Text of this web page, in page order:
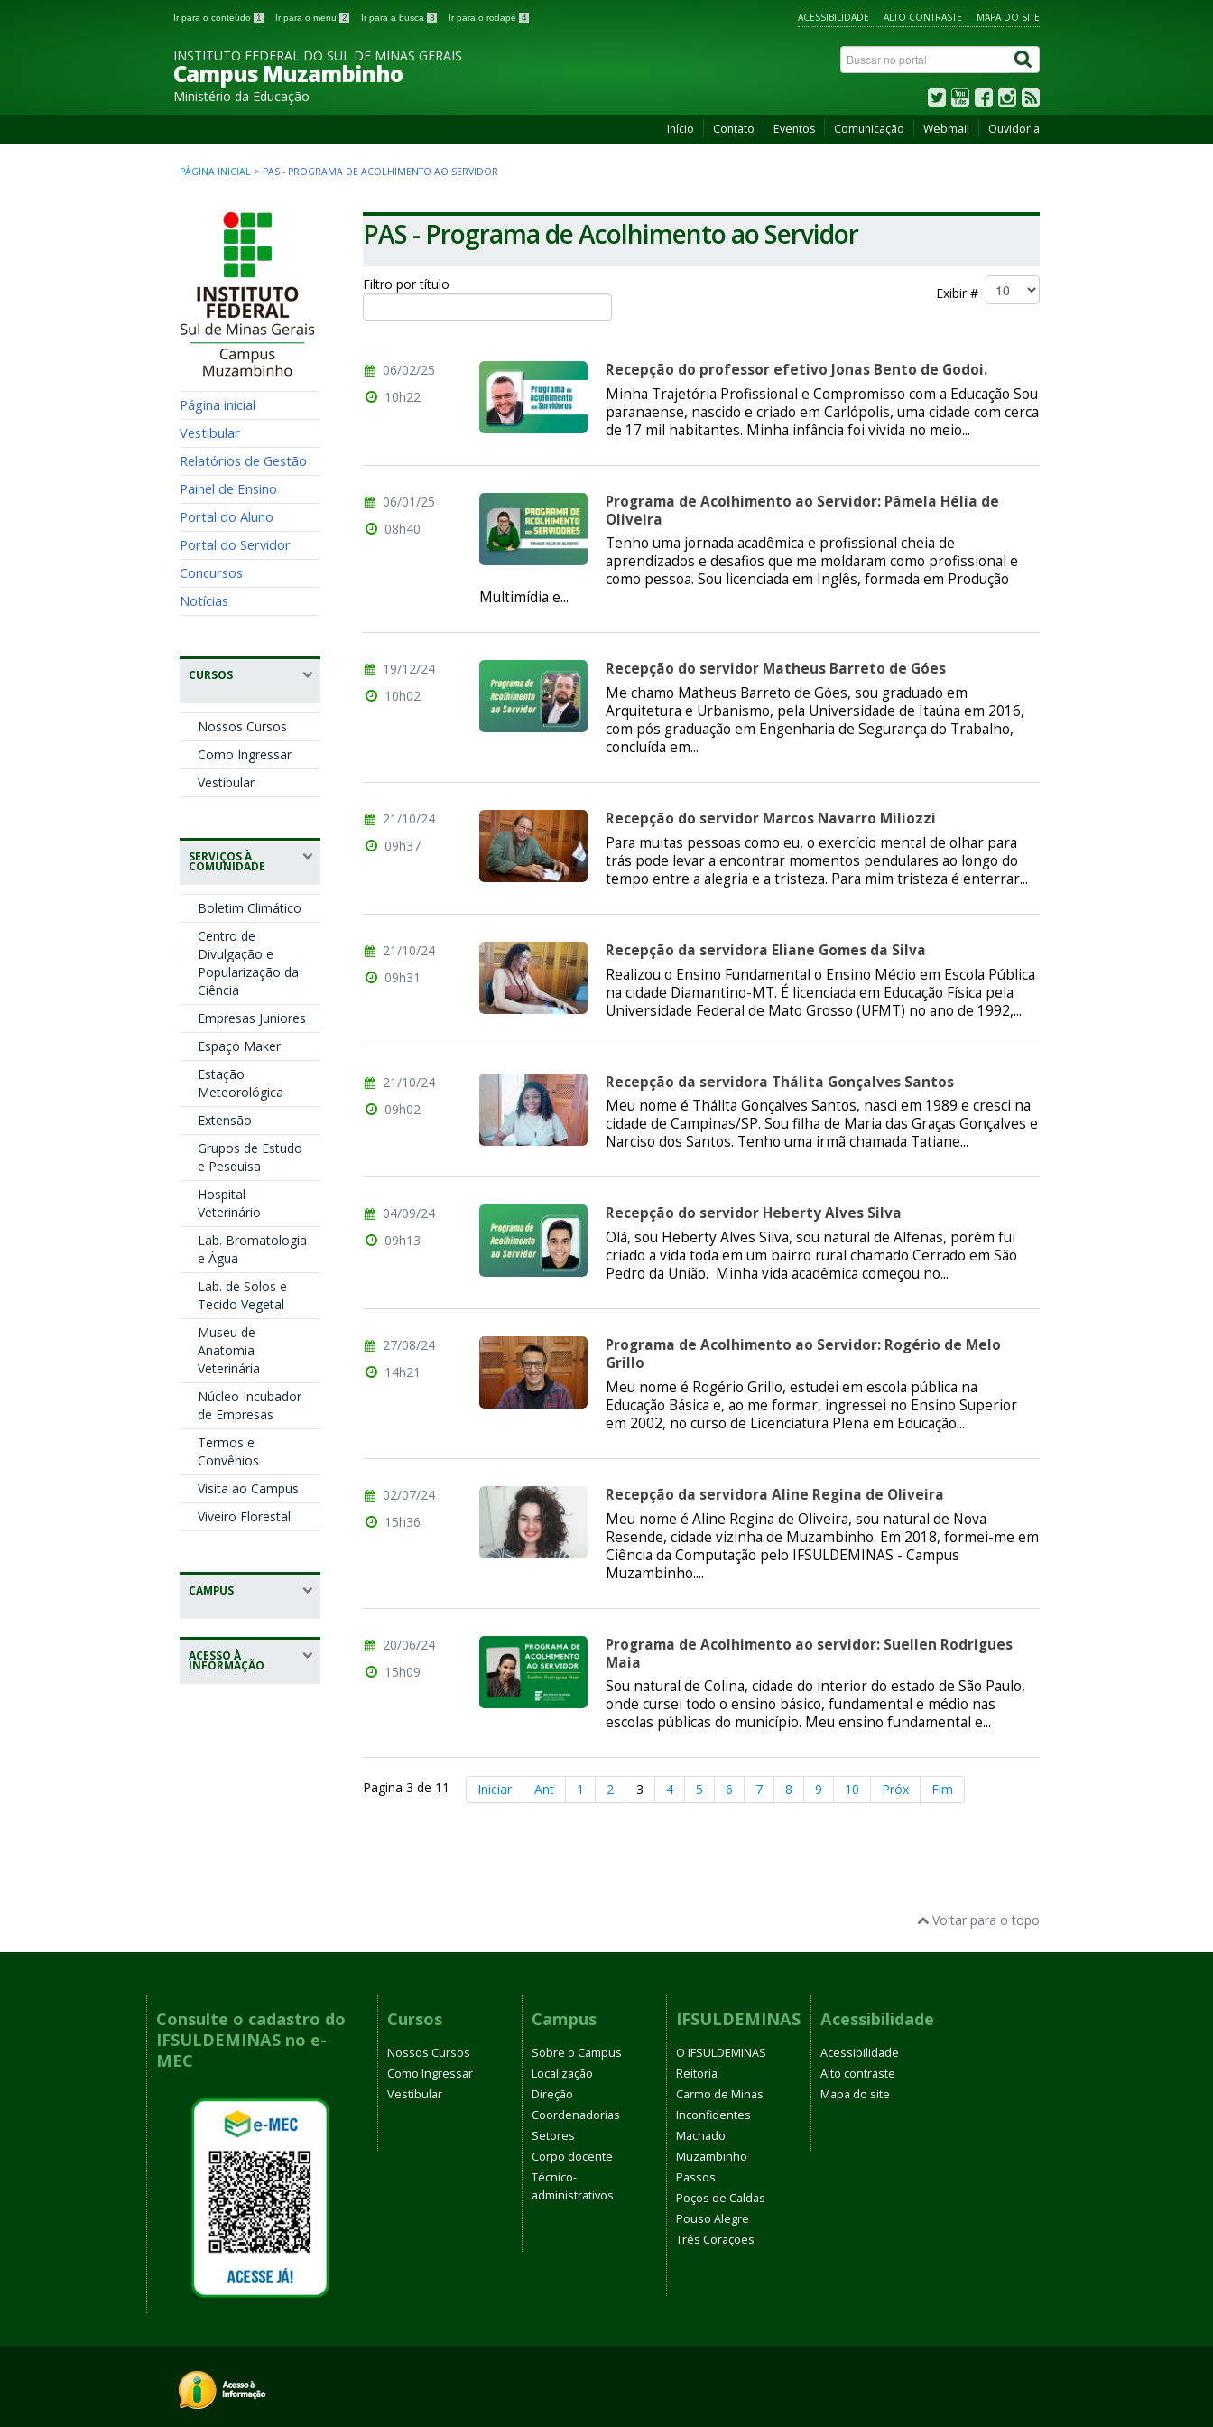
Ir para o conteúdo 1 Ir para o menu 2 Ir para a busca 3 Ir para o rodapé 4 ACESSIBILIDADE ALTO CONTRASTE MAPA DO SITE
INSTITUTO FEDERAL DO SUL DE MINAS GERAIS
Campus Muzambinho
Ministério da Educação
Início Contato Eventos Comunicação Webmail Ouvidoria
PÁGINA INICIAL > PAS - PROGRAMA DE ACOLHIMENTO AO SERVIDOR
Página inicial
Vestibular
Relatórios de Gestão
Painel de Ensino
Portal do Aluno
Portal do Servidor
Concursos
Notícias
CURSOS
Nossos Cursos
Como Ingressar
Vestibular
SERVIÇOS À
COMUNIDADE
Boletim Climático
Centro de
Divulgação e
Popularização da
Ciência
Empresas Juniores
Espaço Maker
Estação
Meteorológica
Extensão
Grupos de Estudo
e Pesquisa
Hospital
Veterinário
Lab. Bromatologia
e Água
Lab. de Solos e
Tecido Vegetal
Museu de
Anatomia
Veterinária
Núcleo Incubador
de Empresas
Termos e
Convênios
Visita ao Campus
Viveiro Florestal
CAMPUS
ACESSO À
INFORMAÇÃO
PAS - Programa de Acolhimento ao Servidor
Filtro por título
Exibir #
Recepção do professor efetivo Jonas Bento de Godoi.
Minha Trajetória Profissional e Compromisso com a Educação Sou
paranaense, nascido e criado em Carlópolis, uma cidade com cerca
de 17 mil habitantes. Minha infância foi vivida no meio...
06/02/25
10h22
Programa de Acolhimento ao Servidor: Pâmela Hélia de
Oliveira
Tenho uma jornada acadêmica e profissional cheia de
aprendizados e desafios que me moldaram como profissional e
como pessoa. Sou licenciada em Inglês, formada em Produção
Multimídia e...
06/01/25
08h40
Recepção do servidor Matheus Barreto de Góes
Me chamo Matheus Barreto de Góes, sou graduado em
Arquitetura e Urbanismo, pela Universidade de Itaúna em 2016,
com pós graduação em Engenharia de Segurança do Trabalho,
concluída em...
19/12/24
10h02
Recepção do servidor Marcos Navarro Miliozzi
Para muitas pessoas como eu, o exercício mental de olhar para
trás pode levar a encontrar momentos pendulares ao longo do
tempo entre a alegria e a tristeza. Para mim tristeza é enterrar...
21/10/24
09h37
Recepção da servidora Eliane Gomes da Silva
Realizou o Ensino Fundamental o Ensino Médio em Escola Pública
na cidade Diamantino-MT. É licenciada em Educação Física pela
Universidade Federal de Mato Grosso (UFMT) no ano de 1992,...
21/10/24
09h31
Recepção da servidora Thálita Gonçalves Santos
Meu nome é Thálita Gonçalves Santos, nasci em 1989 e cresci na
cidade de Campinas/SP. Sou filha de Maria das Graças Gonçalves e
Narciso dos Santos. Tenho uma irmã chamada Tatiane...
21/10/24
09h02
Recepção do servidor Heberty Alves Silva
Olá, sou Heberty Alves Silva, sou natural de Alfenas, porém fui
criado a vida toda em um bairro rural chamado Cerrado em São
Pedro da União. Minha vida acadêmica começou no...
04/09/24
09h13
Programa de Acolhimento ao Servidor: Rogério de Melo
Grillo
Meu nome é Rogério Grillo, estudei em escola pública na
Educação Básica e, ao me formar, ingressei no Ensino Superior
em 2002, no curso de Licenciatura Plena em Educação...
27/08/24
14h21
Recepção da servidora Aline Regina de Oliveira
Meu nome é Aline Regina de Oliveira, sou natural de Nova
Resende, cidade vizinha de Muzambinho. Em 2018, formei-me em
Ciência da Computação pelo IFSULDEMINAS - Campus
Muzambinho....
02/07/24
15h36
Programa de Acolhimento ao servidor: Suellen Rodrigues
Maia
Sou natural de Colina, cidade do interior do estado de São Paulo,
onde cursei todo o ensino básico, fundamental e médio nas
escolas públicas do município. Meu ensino fundamental e...
20/06/24
15h09
Pagina 3 de 11 Iniciar Ant 1 2 3 4 5 6 7 8 9 10 Próx Fim
Voltar para o topo
Consulte o cadastro do
IFSULDEMINAS no e-
MEC
Cursos
Nossos Cursos
Como Ingressar
Vestibular
Campus
Sobre o Campus
Localização
Direção
Coordenadorias
Setores
Corpo docente
Técnico-
administrativos
IFSULDEMINAS
O IFSULDEMINAS
Reitoria
Carmo de Minas
Inconfidentes
Machado
Muzambinho
Passos
Poços de Caldas
Pouso Alegre
Três Corações
Acessibilidade
Acessibilidade
Alto contraste
Mapa do site